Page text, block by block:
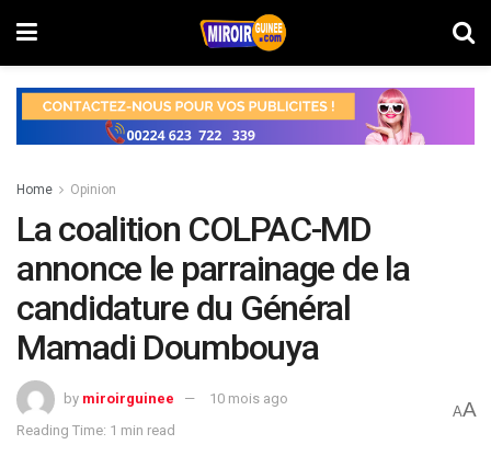
Home Opinion
La coalition COLPAC-MD
annonce le parrainage de la
candidature du Général
Mamadi Doumbouya
by miroirguinee
10 mois ago
Reading Time: 1 min read
AA